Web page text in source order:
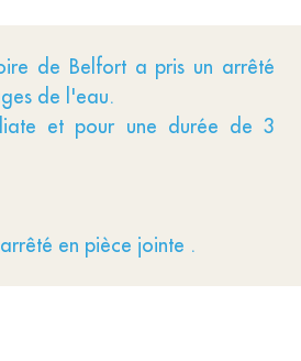
de Belfort a pris un arrêté
de l'eau.
et pour une durée de 3
en pièce jointe .